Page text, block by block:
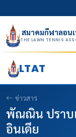
สมาคมกีฬาลอน
THE LAWN TENNIS
LTAT
ข่าวสาร
พัณณิน ปราบ
อินเดีย